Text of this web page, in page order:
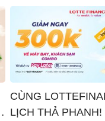
CÙNG
LỊCH THẢ PHANH!